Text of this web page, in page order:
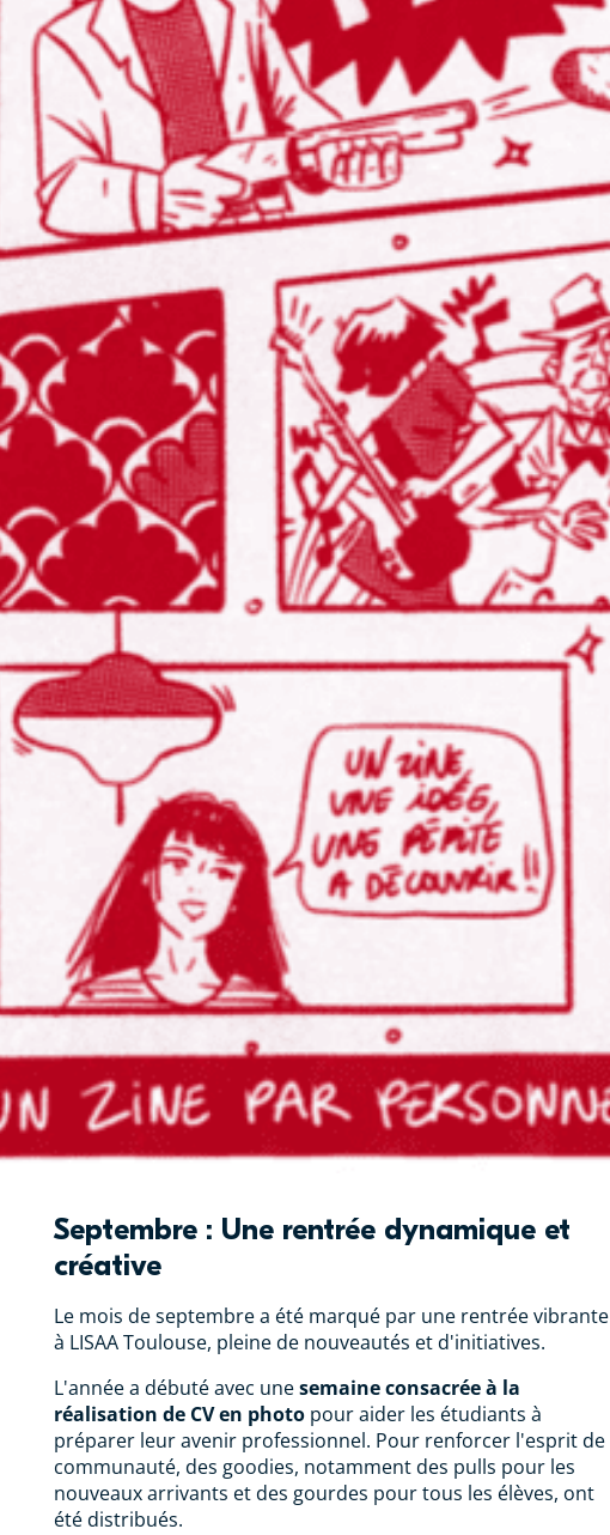
Septembre : Une rentrée dynamique et
créative
Le mois de septembre a été marqué par une rentrée vibrante
à LISAA Toulouse, pleine de nouveautés et d'initiatives.
L'année a débuté avec unesemaine consacrée à la
réalisation de CV en photo pour aider les étudiants à
préparer leur avenir professionnel. Pour renforcer l'esprit de
communauté, des goodies, notamment des pulls pour les
nouveaux arrivants et des gourdes pour tous les élèves, ont
été distribués.